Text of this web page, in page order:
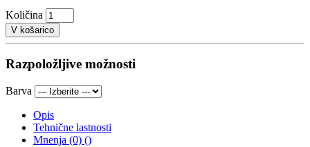
Količina
V košarico
Razpoložljive možnosti
Barva
Opis
Tehnične lastnosti
Mnenja (0) ()